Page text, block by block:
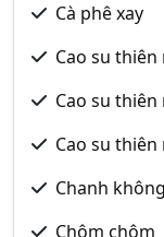
Cà phê xay
Cao su thiên
Cao su thiên
Cao su thiên
Chanh
Chôm chôm